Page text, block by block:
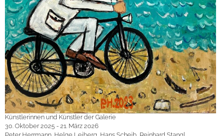
Künstlerinnen und Künstler der Galerie
30. Oktober 2025 - 21. März 2026